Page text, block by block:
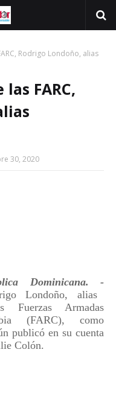
Rodrigo Londoño, alias
FARC,
30, 2020
Dominicana. -
Londoño, alias
Fuerzas Armadas
(FARC), como
publicó en su cuenta
Colón.